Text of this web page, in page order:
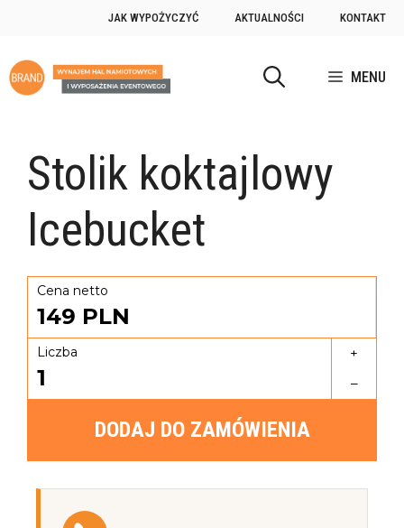
JAK WYPOŻYCZYĆ AKTUALNOŚCI KONTAKT
MENU
Stolik koktajlowy
Icebucket
Cena netto
149 PLN
Liczba
1
+
–
DODAJ DO ZAMÓWIENIA